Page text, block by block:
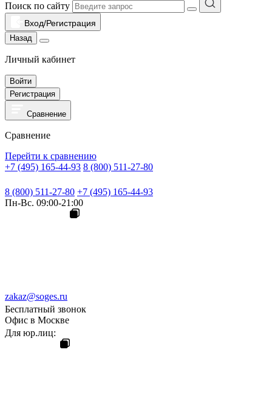
Поиск по сайту
Вход/Регистрация
Назад
Личный кабинет
Войти
Регистрация
Сравнение
Сравнение
Перейти к сравнению
+7 (495) 165-44-93 8 (800) 511-27-80
8 (800) 511-27-80 +7 (495) 165-44-93
Пн-Вс. 09:00-21:00
zakaz@soges.ru
Бесплатный звонок
Офис в Москве
Для юр.лиц: